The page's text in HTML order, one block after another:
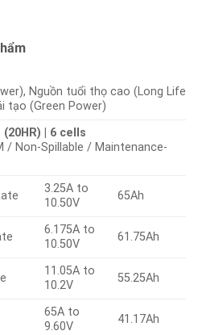
Nguồn tuổi thọ cao (Long Life
tạo (Green Power)
(20HR) | 6 cells
/ Non-Spillable / Maintenance-
3.25A to
10.50V
65Ah
6.175A to
10.50V
61.75Ah
11.05A to
10.2V
55.25Ah
65A to
9.60V
41.17Ah